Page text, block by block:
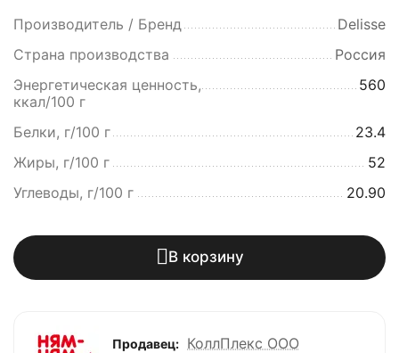
Производитель / Бренд
Delisse
Страна производства
Россия
Энергетическая ценность,
ккал/100 г
560
Белки, г/100 г
23.4
Жиры, г/100 г
52
Углеводы, г/100 г
20.90
В корзину
Продавец: КоллПлекс ООО